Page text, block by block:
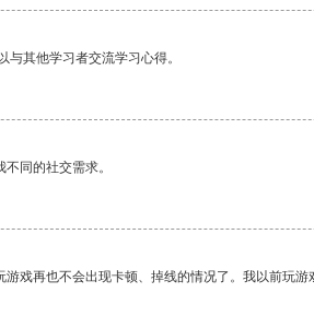
其他学习者交流学习心得。
同的社交需求。
戏再也不会出现卡顿、掉线的情况了。我以前玩